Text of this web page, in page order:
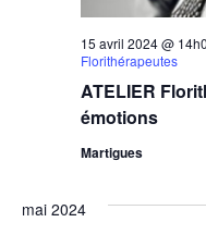
ATELIER
émotions
15 avril 2024 @
Florithérapeutes
Martigues
mai 2024